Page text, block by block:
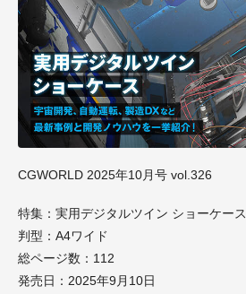
CGWORLD 2025年10月号 vol.326
特集：実用デジタルツイン ショーケース
判型：A4ワイド
総ページ数：112
発売日：2025年9月10日